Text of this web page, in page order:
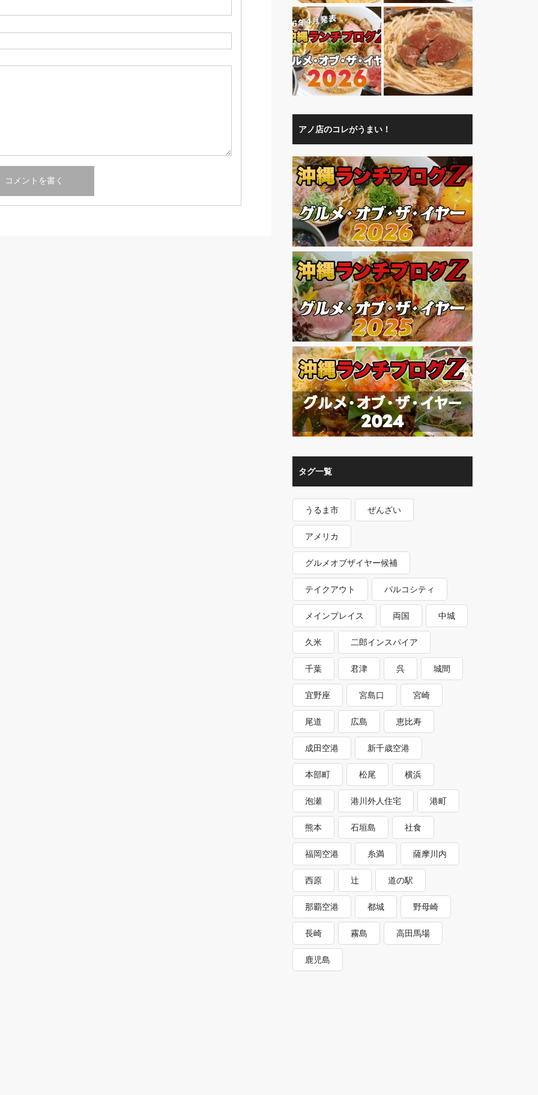
アノ店のコレがうまい！
タグ一覧
うるま市 ぜんざい
アメリカ
グルメオブザイヤー候補
テイクアウト パルコシティ
メインプレイス 両国 中城
久米 二郎インスパイア
千葉 君津 呉 城間
宜野座 宮島口 宮崎
尾道 広島 恵比寿
成田空港 新千歳空港
本部町 松尾 横浜
泡瀬 港川外人住宅 港町
熊本 石垣島 社食
福岡空港 糸満 薩摩川内
西原 辻 道の駅
那覇空港 都城 野母崎
長崎 霧島 高田馬場
鹿児島